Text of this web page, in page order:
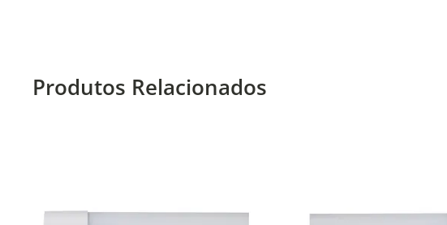
Produtos Relacionados